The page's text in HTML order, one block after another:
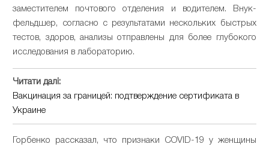
заместителем почтового отделения и водителем. Внук-
фельдшер, согласно с результатами нескольких быстрых
тестов, здоров, анализы отправлены для более глубокого
исследования в лабораторию.
Читати далі:
Вакцинация за границей: подтверждение сертификата в
Украине
Горбенко рассказал, что признаки COVID-19 у женщины